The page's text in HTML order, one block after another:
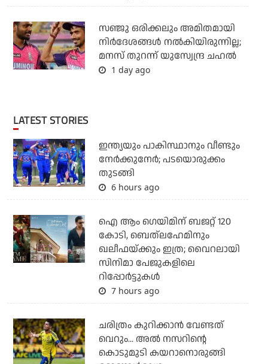
സഞ്ജു ഒരിക്കലും അമിതമായി
നിര്‍ദേശങ്ങള്‍ നല്‍കിയിരുന്നില്ല;
മനസ് തുറന്ന് യുസ്വേന്ദ്ര ചഹല്‍
1 day ago
LATEST STORIES
ഇന്ത്യയും പാകിസ്ഥാനും വീണ്ടും
നേര്‍ക്കുനേര്‍; പടയൊരുക്കം
തുടങ്ങി
6 hours ago
ഐ ആം ഗെയിമിന് ബജറ്റ് 120
കോടി, ബെത്‌ലഹേമിനും
ഖലീഫയ്ക്കും ഇത്ര; വൈറലായി
സിനിമാ പേജുകളിലെ
റിപ്പോര്‍ട്ടുകള്‍
7 hours ago
ചരിത്രം കുറിക്കാന്‍ വേണ്ടത്
വെറും... അല്‍ നസറിന്റെ
കൊടുമുടി കയറാനൊരുങ്ങി